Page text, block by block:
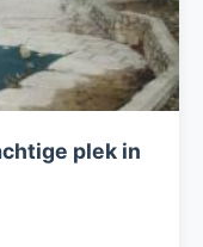
plek in